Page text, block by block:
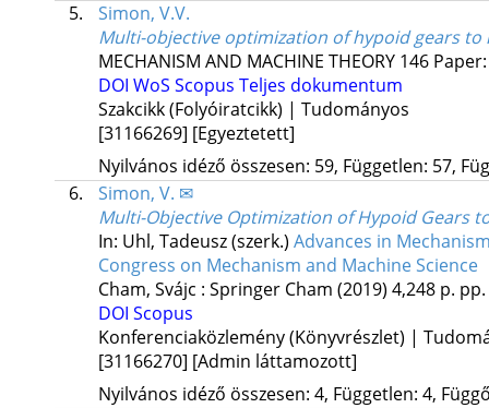
5.
Simon, V.V.
Multi-objective optimization of hypoid gears
MECHANISM AND MACHINE THEORY 146
DOI WoS Scopus Teljes dokumentum
Szakcikk (Folyóiratcikk) | Tudományos
[31166269] [Egyeztetett]
Nyilvános idéző összesen: 59, Független: 57,
6.
Simon, V. ✉
Multi-Objective Optimization of Hypoid Gears
In: Uhl, Tadeusz (szerk.) Advances in
Congress on Mechanism and Machine Science
Cham, Svájc : Springer Cham (2019) 4,248 p.
DOI Scopus
Konferenciaközlemény (Könyvrészlet) |
[31166270] [Admin láttamozott]
Nyilvános idéző összesen: 4, Független: 4,